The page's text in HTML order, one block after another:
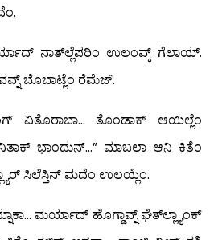
ನಾತ್‍ಲ್ಲೆಪರಿಂ ಉಲಂವ್ಕ್ ಗೆಲಾಯ್.
ಬೊಬಾಟ್ಲೆಂ ರೆಮೆಜ್.
ವಿತೊರಾಬಾ… ತೊಂಡಾಕ್ ಆಯಿಲ್ಲೆಂ
ಭಾಂದುನ್…” ಮಾಬಲಾ ಆನಿ ಕಿತೆಂ
ಸಿಲೆಸ್ತಿನ್ ಮದೆಂ ಉಲಯ್ಲೆಂ.
ಮರ್ಯಾದ್ ಹೊಗ್ಡಾವ್ನ್ ಘೆತ್‍ಲ್ಲ್ಯಾಂಕ್